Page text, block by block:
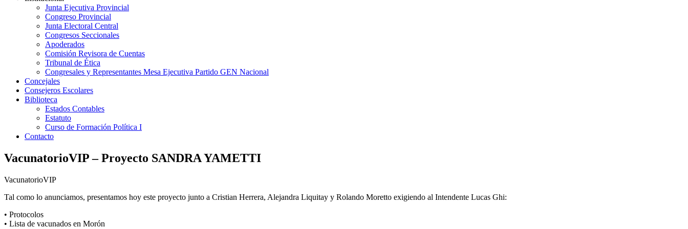
Junta Ejecutiva Provincial
Congreso Provincial
Junta Electoral Central
Congresos Seccionales
Apoderados
Comisión Revisora de Cuentas
Tribunal de Ética
Congresales y Representantes Mesa Ejecutiva Partido GEN Nacional
Concejales
Consejeros Escolares
Biblioteca
Estados Contables
Estatuto
Curso de Formación Política I
Contacto
VacunatorioVIP – Proyecto SANDRA YAMETTI
VacunatorioVIP
Tal como lo anunciamos, presentamos hoy este proyecto junto a Cristian Herrera, Alejandra Liquitay y Rolando Moretto exigiendo al Intendente Lucas Ghi:
• Protocolos
• Lista de vacunados en Morón